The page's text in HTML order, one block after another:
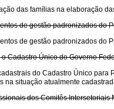
das famílias na elaboração
de gestão padronizados do
de gestão padronizados do
Cadastro Único do Governo
do Cadastro Único para
na situação atualmente
dos Comitês